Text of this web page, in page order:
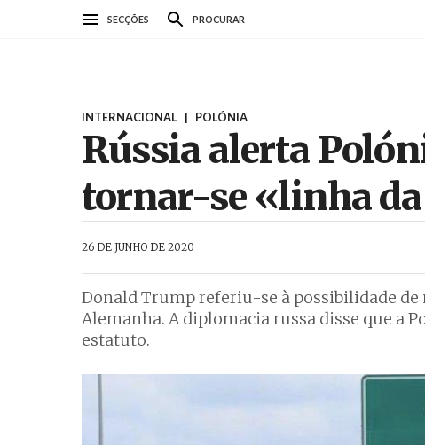
SECÇÕES PROCURAR
INTERNACIONAL | POLÓNIA
Rússia alerta
tornar-se «linha
26 DE JUNHO DE 2020
Donald Trump referiu-se à possibilidade
Alemanha. A diplomacia russa disse que a
estatuto.